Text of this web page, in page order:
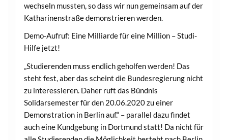
wechseln mussten, so dass wir nun gemeinsam auf der
Katharinenstraße demonstrieren werden.
Demo-Aufruf: Eine Milliarde für eine Million – Studi-
Hilfe jetzt!
„Studierenden muss endlich geholfen werden! Das
steht fest, aber das scheint die Bundesregierung nicht
zu interessieren. Daher ruft das Bündnis
Solidarsemester für den 20.06.2020 zu einer
Demonstration in Berlin auf.“ – parallel dazu findet
auch eine Kundgebung in Dortmund statt! Da nicht für